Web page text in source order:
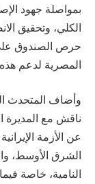
بمواصلة جهود
الكلي، وتحقيق
حرص الصندوق على
المصرية لدعم
وأضاف المتحدث
ناقش مع المديرة
عن الأزمة
الشرق الأوسط،
النامية، خاصة